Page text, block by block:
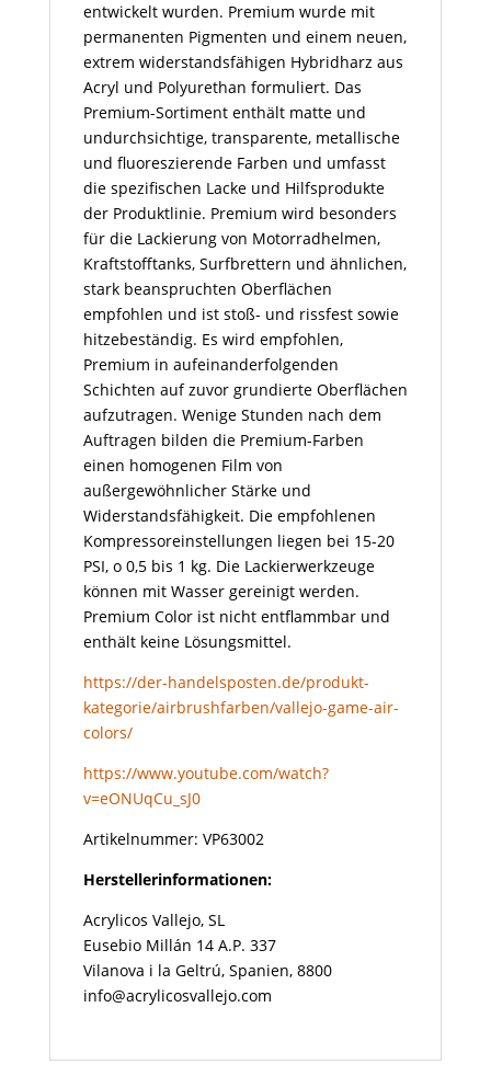
entwickelt wurden. Premium wurde mit
permanenten Pigmenten und einem neuen,
extrem widerstandsfähigen Hybridharz aus
Acryl und Polyurethan formuliert. Das
Premium-Sortiment enthält matte und
undurchsichtige, transparente, metallische
und fluoreszierende Farben und umfasst
die spezifischen Lacke und Hilfsprodukte
der Produktlinie. Premium wird besonders
für die Lackierung von Motorradhelmen,
Kraftstofftanks, Surfbrettern und ähnlichen,
stark beanspruchten Oberflächen
empfohlen und ist stoß- und rissfest sowie
hitzebeständig. Es wird empfohlen,
Premium in aufeinanderfolgenden
Schichten auf zuvor grundierte Oberflächen
aufzutragen. Wenige Stunden nach dem
Auftragen bilden die Premium-Farben
einen homogenen Film von
außergewöhnlicher Stärke und
Widerstandsfähigkeit. Die empfohlenen
Kompressoreinstellungen liegen bei 15-20
PSI, o 0,5 bis 1 kg. Die Lackierwerkzeuge
können mit Wasser gereinigt werden.
Premium Color ist nicht entflammbar und
enthält keine Lösungsmittel.
https://der-handelsposten.de/produkt-
kategorie/airbrushfarben/vallejo-game-air-
colors/
https://www.youtube.com/watch?
v=eONUqCu_sJ0
Artikelnummer: VP63002
Herstellerinformationen:
Acrylicos Vallejo, SL
Eusebio Millán 14 A.P. 337
Vilanova i la Geltrú, Spanien, 8800
info@acrylicosvallejo.com